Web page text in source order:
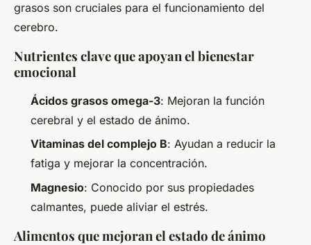
grasos son cruciales para el funcionamiento del
cerebro.
Nutrientes clave que apoyan el bienestar
emocional
Ácidos grasos omega-3: Mejoran la función
cerebral y el estado de ánimo.
Vitaminas del complejo B: Ayudan a reducir la
fatiga y mejorar la concentración.
Magnesio: Conocido por sus propiedades
calmantes, puede aliviar el estrés.
Alimentos que mejoran el estado de ánimo